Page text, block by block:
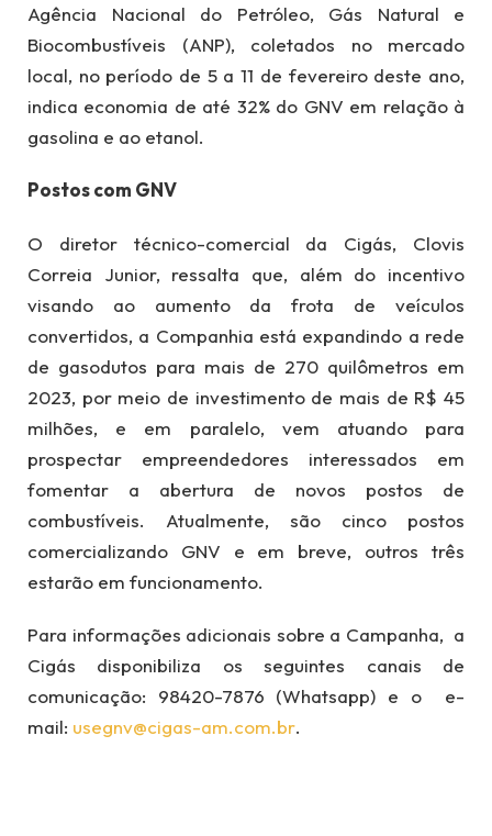
Agência Nacional do Petróleo, Gás Natural e
Biocombustíveis (ANP), coletados no mercado
local, no período de 5 a 11 de fevereiro deste ano,
indica economia de até 32% do GNV em relação à
gasolina e ao etanol.
Postos com GNV
O diretor técnico-comercial da Cigás, Clovis
Correia Junior, ressalta que, além do incentivo
visando ao aumento da frota de veículos
convertidos, a Companhia está expandindo a rede
de gasodutos para mais de 270 quilômetros em
2023, por meio de investimento de mais de R$ 45
milhões, e em paralelo, vem atuando para
prospectar empreendedores interessados em
fomentar a abertura de novos postos de
combustíveis. Atualmente, são cinco postos
comercializando GNV e em breve, outros três
estarão em funcionamento.
Para informações adicionais sobre a Campanha, a
Cigás disponibiliza os seguintes canais de
comunicação: 98420-7876 (Whatsapp) e o e-
mail: usegnv@cigas-am.com.br.